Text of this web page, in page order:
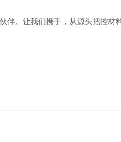
。让我们携手，从源头把控材